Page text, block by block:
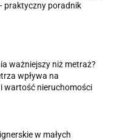
praktyczny poradnik
ważniejszy niż metraż?
wpływa na
wartość nieruchomości
w małych